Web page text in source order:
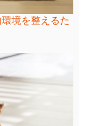
境を整えるた